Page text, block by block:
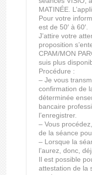
MATINÉE.
Pour votre
est de 50′ à 60′.
J’attire votre
proposition
CPAM/MON
suis plus
Procédure :
– Je vous
confirmation de
déterminée
bancaire
l’enregistrer.
– Vous
de la séance
– Lorsque la
l’aurez, donc,
Il est possible
attestation de la